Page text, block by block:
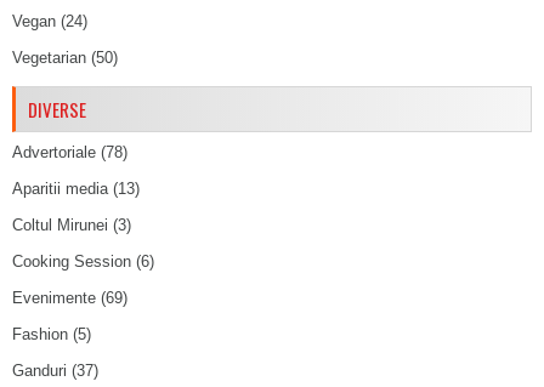
Vegan (24)
Vegetarian (50)
DIVERSE
Advertoriale (78)
Aparitii media(13)
Coltul Mirunei (3)
Cooking Session (6)
Evenimente (69)
Fashion (5)
Ganduri (37)